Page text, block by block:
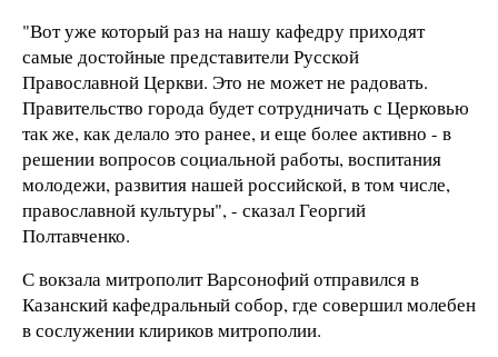
"Вот уже который раз на нашу кафедру приходят
самые достойные представители Русской
Православной Церкви. Это не может не радовать.
Правительство города будет сотрудничать с Церковью
так же, как делало это ранее, и еще более активно - в
решении вопросов социальной работы, воспитания
молодежи, развития нашей российской, в том числе,
православной культуры", - сказал Георгий
Полтавченко.
С вокзала митрополит Варсонофий отправился в
Казанский кафедральный собор, где совершил молебен
в сослужении клириков митрополии.